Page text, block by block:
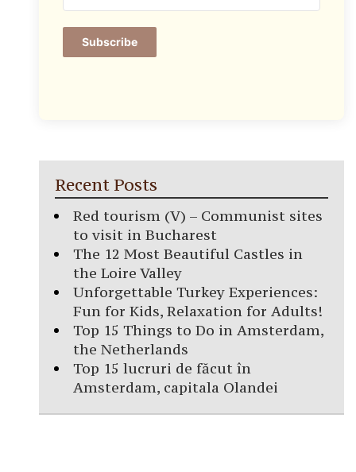
Subscribe
Recent Posts
Red tourism (V) – Communist sites
to visit in Bucharest
The 12 Most Beautiful Castles in
the Loire Valley
Unforgettable Turkey Experiences:
Fun for Kids, Relaxation for Adults!
Top 15 Things to Do in Amsterdam,
the Netherlands
Top 15 lucruri de făcut în
Amsterdam, capitala Olandei